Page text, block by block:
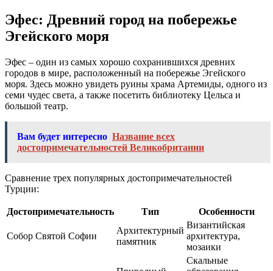
Эфес: Древний город на побережье
Эгейского моря
Эфес – один из самых хорошо сохранившихся древних
городов в мире, расположенный на побережье Эгейского
моря. Здесь можно увидеть руины храма Артемиды, одного из
семи чудес света, а также посетить библиотеку Цельса и
большой театр.
Вам будет интересно Название всех
достопримечательностей Великобритании
Сравнение трех популярных достопримечательностей
Турции:
Достопримечательность Тип Особенности
Собор Святой Софии
Архитектурный
памятник
Византийская
архитектура,
мозаики
Скальные